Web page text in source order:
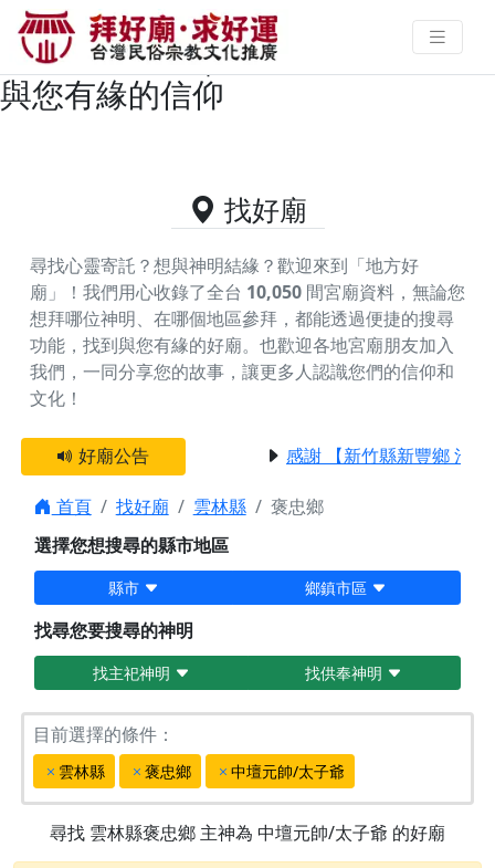
雲林縣褒忠鄉主神為中壇元帥/太子
爺的好廟資料｜拜好廟求好運 找到
與您有緣的信仰
找好廟
尋找心靈寄託？想與神明結緣？歡迎來到「地方好
廟」！我們用心收錄了全台 10,050 間宮廟資料，無論您
想拜哪位神明、在哪個地區參拜，都能透過便捷的搜尋
功能，找到與您有緣的好廟。 也歡迎各地宮廟朋友加入
我們，一同分享您的故事，讓更多人認識您們的信仰和
文化！
好廟公告 感謝 【新竹縣新豐鄉 池
首頁 找好廟 雲林縣
褒忠鄉
選擇您想搜尋的縣市地區
縣市 鄉鎮市區
找尋您要搜尋的神明
找主祀神明 找供奉神明
目前選擇的條件：
雲林縣 褒忠鄉 中壇元帥/太子爺
尋找 雲林縣褒忠鄉 主神為 中壇元帥/太子爺 的好廟